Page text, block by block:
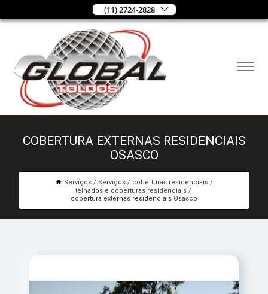
(11) 2724-2828
COBERTURA EXTERNAS RESIDENCIAIS
OSASCO
Serviços Serviços
coberturas residenciais
telhados e coberturas residenciais
cobertura externas residenciais Osasco